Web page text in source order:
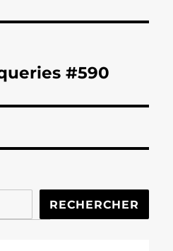
#590
RECHERCHER